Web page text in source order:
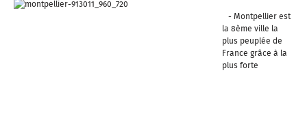
- Montpellier est
la 8ème ville la
plus peuplée de
France grâce à la
plus forte